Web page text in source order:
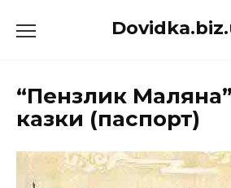
до
“Пензлик Маляна”
казки (паспорт)